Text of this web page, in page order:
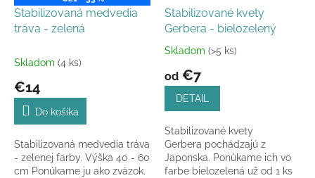
Stabilizovaná medvedia
tráva - zelená
Skladom (4 ks)
€14
Do košíka
Stabilizovaná medvedia tráva
- zelenej farby. Výška 40 - 60
cm Ponúkame ju ako zväzok.
Stabilizované kvety
Gerbera - bielozelený
Priemerné
produktu
5
hviezdičiek.
Skladom (>5 ks)
od €7
DETAIL
Stabilizované kvety
Gerbera pochádzajú z
Japonska. Ponúkame ich vo
farbe bielozelená už od 1 ks